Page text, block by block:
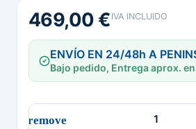
469,00 € IVA INCLUIDO
ENVÍO EN 24/48h A
Bajo pedido, Entrega aprox.